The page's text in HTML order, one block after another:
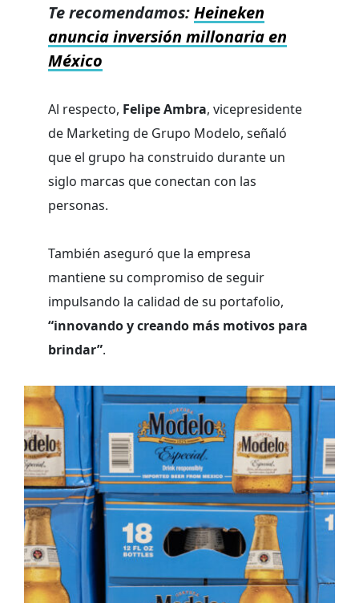
Te recomendamos:Heineken
anuncia inversión millonaria en
México
Al respecto, Felipe Ambra, vicepresidente
de Marketing de Grupo Modelo, señaló
que el grupo ha construido durante un
siglo marcas que conectan con las
personas.
También aseguró que la empresa
mantiene su compromiso de seguir
impulsando la calidad de su portafolio,
“innovando y creando más motivos para
brindar”.